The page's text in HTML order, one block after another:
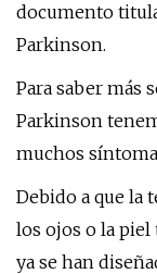
documento
Parkinson.
Para saber más
Parkinson
muchos
Debido a que la
los ojos o la
ya se han